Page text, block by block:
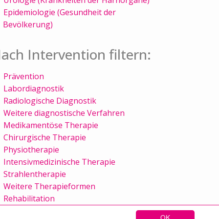
OK
Epidemiologie (Gesundheit der
Bevölkerung)
Intervention filtern:
Prävention
Labordiagnostik
Radiologische Diagnostik
Weitere diagnostische Verfahren
Medikamentöse Therapie
Chirurgische Therapie
Physiotherapie
Intensivmedizinische Therapie
Strahlentherapie
Weitere Therapieformen
Rehabilitation